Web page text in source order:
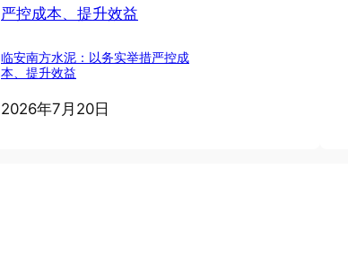
临安南方水泥：以务实举措严控成
本、提升效益
2026年7月20日